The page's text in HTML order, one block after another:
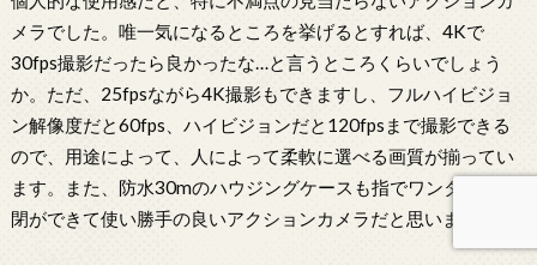
メラでした。唯一気になるところを挙げるとすれば、4Kで
30fps撮影だったら良かったな…と言うところくらいでしょう
か。ただ、25fpsながら4K撮影もできますし、フルハイビジョ
ン解像度だと60fps、ハイビジョンだと120fpsまで撮影できる
ので、用途によって、人によって柔軟に選べる画質が揃ってい
ます。また、防水30mのハウジングケースも指でワンタッチ開
閉ができて使い勝手の良いアクションカメラだと思います。